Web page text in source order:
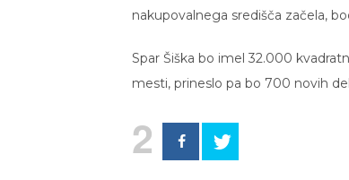
nakupovalnega središča začela,
Spar Šiška bo imel 32.000
mesti, prineslo pa bo 700 novih
2